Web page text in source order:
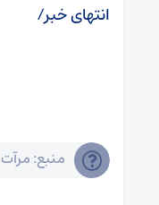
انتهای خبر/
منبع: مرآت